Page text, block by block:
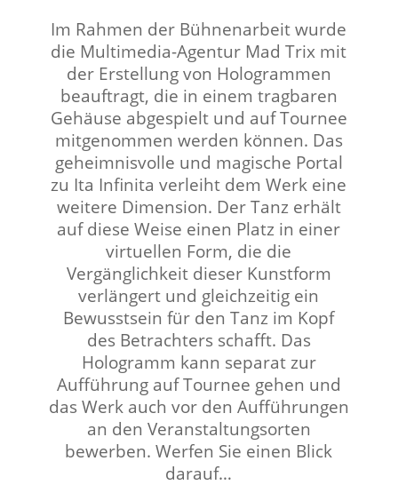
Im Rahmen der Bühnenarbeit wurde
die Multimedia-Agentur Mad Trix mit
der Erstellung von Hologrammen
beauftragt, die in einem tragbaren
Gehäuse abgespielt und auf Tournee
mitgenommen werden können. Das
geheimnisvolle und magische Portal
zu Ita Infinita verleiht dem Werk eine
weitere Dimension. Der Tanz erhält
auf diese Weise einen Platz in einer
virtuellen Form, die die
Vergänglichkeit dieser Kunstform
verlängert und gleichzeitig ein
Bewusstsein für den Tanz im Kopf
des Betrachters schafft. Das
Hologramm kann separat zur
Aufführung auf Tournee gehen und
das Werk auch vor den Aufführungen
an den Veranstaltungsorten
bewerben. Werfen Sie einen Blick
darauf…